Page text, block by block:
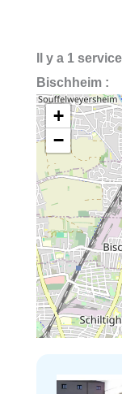
Il y a 1
Bischheim :
+
−